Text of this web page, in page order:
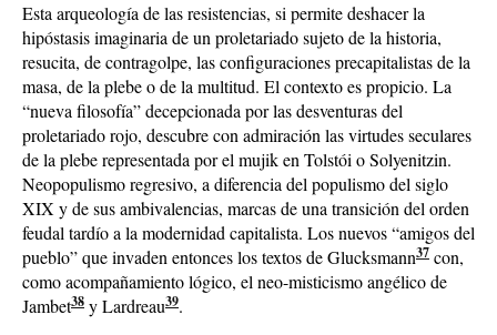
Esta arqueología de las resistencias, si permite deshacer la
hipóstasis imaginaria de un proletariado sujeto de la historia,
resucita, de contragolpe, las configuraciones precapitalistas de la
masa, de la plebe o de la multitud. El contexto es propicio. La
“nueva filosofía” decepcionada por las desventuras del
proletariado rojo, descubre con admiración las virtudes seculares
de la plebe representada por el mujik en Tolstói o Solyenitzin.
Neopopulismo regresivo, a diferencia del populismo del siglo
XIX y de sus ambivalencias, marcas de una transición del orden
feudal tardío a la modernidad capitalista. Los nuevos “amigos del
pueblo” que invaden entonces los textos de Glucksmann37 con,
como acompañamiento lógico, el neo-misticismo angélico de
Jambet38 y Lardreau39.